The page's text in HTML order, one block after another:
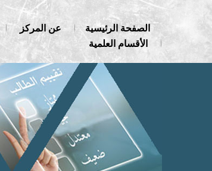
الصفحة الرئيسية عن المركز
الأقسام العلمية